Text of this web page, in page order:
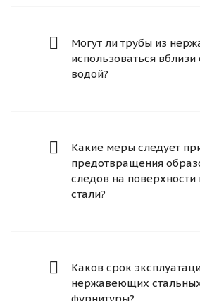
Могут ли трубы из
использоваться
водой?
Какие меры следует
предотвращения
следов на
стали?
Каков срок
нержавеющих